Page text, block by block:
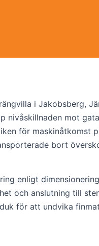
i Jakobsberg,
mot
för maskinåtkomst
bort
enligt
och anslutning till
för att undvika